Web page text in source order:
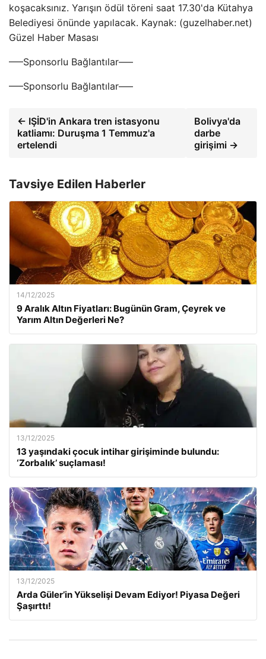
koşacaksınız. Yarışın ödül töreni saat 17.30'da Kütahya
Belediyesi önünde yapılacak. Kaynak: (guzelhaber.net)
Güzel Haber Masası
—–Sponsorlu Bağlantılar—–
—–Sponsorlu Bağlantılar—–
← IŞİD'in Ankara tren istasyonu
katliamı: Duruşma 1 Temmuz'a
ertelendi
Bolivya'da
darbe
girişimi →
Tavsiye Edilen Haberler
14/12/2025
9 Aralık Altın Fiyatları: Bugünün Gram, Çeyrek ve
Yarım Altın Değerleri Ne?
13/12/2025
13 yaşındaki çocuk intihar girişiminde bulundu:
‘Zorbalık’ suçlaması!
13/12/2025
Arda Güler’in Yükselişi Devam Ediyor! Piyasa Değeri
Şaşırttı!